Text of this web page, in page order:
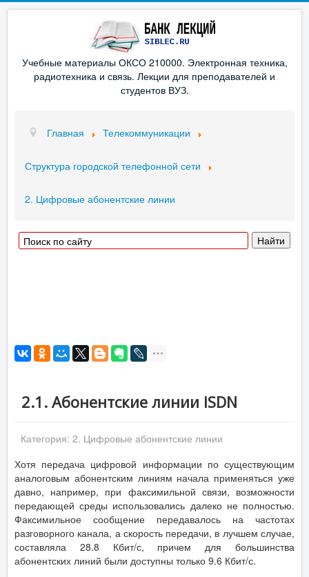
Учебные материалы ОКСО 210000. Электронная техника,
радиотехника и связь. Лекции для преподавателей и
студентов ВУЗ.
Главная Телекоммуникации
Структура городской телефонной сети
2. Цифровые абонентские линии
2.1. Абонентские линии ISDN
Категория: 2. Цифровые абонентские линии
Хотя передача цифровой информации по существующим
аналоговым абонентским линиям начала применяться уже
давно, например, при факсимильной связи, возможности
передающей среды использовались далеко не полностью.
Факсимильное сообщение передавалось на частотах
разговорного канала, а скорость передачи, в лучшем случае,
составляла 28.8 Кбит/с, причем для большинства
абонентских линий были доступны только 9.6 Кбит/с.